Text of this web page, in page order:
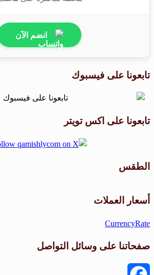
انضم الآن
تابعونا على فيسبوك
تابعونا على اكس تويتر
الطقس
أسعار العملات
CurrencyRate
صفحاتنا على وسائل التواصل